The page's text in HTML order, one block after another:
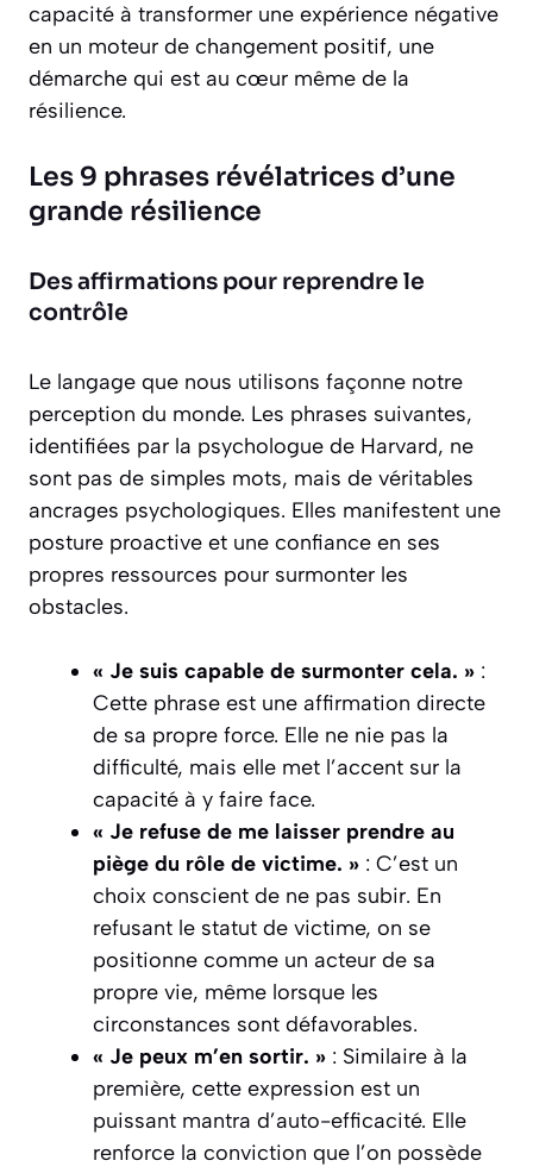
capacité à transformer une expérience négative
en un moteur de changement positif, une
démarche qui est au cœur même de la
résilience.
Les 9 phrases révélatrices d’une
grande résilience
Des affirmations pour reprendre le
contrôle
Le langage que nous utilisons façonne notre
perception du monde. Les phrases suivantes,
identifiées par la psychologue de Harvard, ne
sont pas de simples mots, mais de véritables
ancrages psychologiques. Elles manifestent une
posture proactive et une confiance en ses
propres ressources pour surmonter les
obstacles.
« Je suis capable de surmonter cela. » :
Cette phrase est une affirmation directe
de sa propre force. Elle ne nie pas la
difficulté, mais elle met l’accent sur la
capacité à y faire face.
« Je refuse de me laisser prendre au
piège du rôle de victime. » : C’est un
choix conscient de ne pas subir. En
refusant le statut de victime, on se
positionne comme un acteur de sa
propre vie, même lorsque les
circonstances sont défavorables.
« Je peux m’en sortir. » : Similaire à la
première, cette expression est un
puissant mantra d’auto-efficacité. Elle
renforce la conviction que l’on possède